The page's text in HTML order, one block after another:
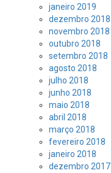
janeiro 2019
dezembro 2018
novembro 2018
outubro 2018
setembro 2018
agosto 2018
julho 2018
junho 2018
maio 2018
abril 2018
março 2018
fevereiro 2018
janeiro 2018
dezembro 2017